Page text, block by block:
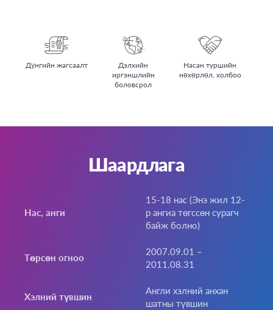
Дүнгийн жагсаалт
Дэлхийн
иргэншлийн
боловсрол
Насан туршийн
нөхөрлөл, холбоо
Шаардлага
Нас, анги
15-18 нас (Энэ жил 12-
р ангиа төгссөн сурагч
байж болно)
Төрсөн огноо
2007.09.01 –
2011.08.31
Хэлний түвшин
Англи хэлний анхан
шатны түвшин